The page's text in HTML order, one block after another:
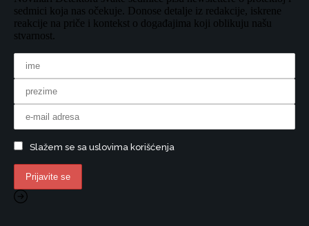
sedmici koja nas očekuje. Donose detalje iz redakcije, iskrene
reakcije na priče i kontekst o događajima koji oblikuju našu
stvarnost.
Slažem se sa uslovima korišćenja